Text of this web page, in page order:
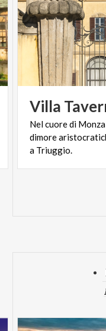
Villa
Nel cuore di
dimore
a Triuggio.